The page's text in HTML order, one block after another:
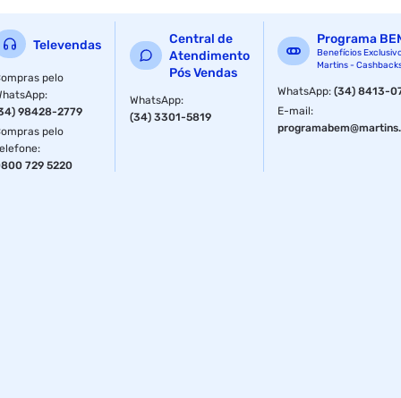
Televendas
pelo
:
98428-2779
pelo
:
729 5220
Central de
Atendimento
Pós Vendas
WhatsApp:
(34) 3301-5819
Programa
Benefícios
Martins -
WhatsApp:(34) 8413-
E-mail: